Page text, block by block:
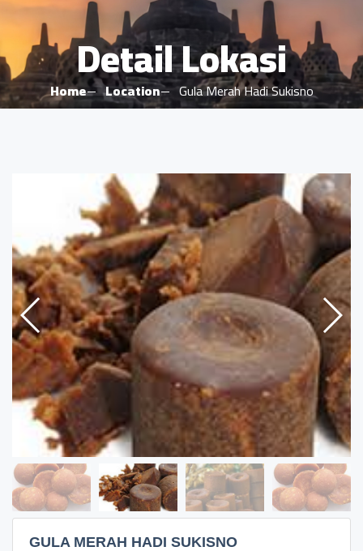
Detail Lokasi
Home Location Gula Merah Hadi Sukisno
GULA MERAH HADI SUKISNO